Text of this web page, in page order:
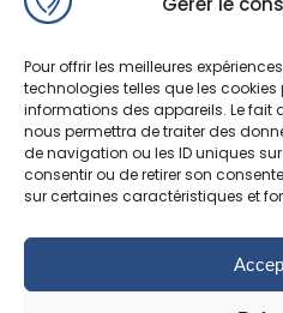
Pour offrir les meilleures
technologies telles que les
informations des appareils. Le fait
nous permettra de traiter des
de navigation ou les ID uniques
consentir ou de retirer son
sur certaines caractéristiques et
Mentions
Comment ne plus recevoir de